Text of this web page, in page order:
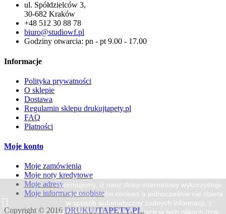
ul. Spółdzielców 3,
30-682 Kraków
+48 512 30 88 78
biuro@studiowf.pl
Godziny otwarcia: pn - pt 9.00 - 17.00
Informacje
Polityka prywatności
O sklepie
Dostawa
Regulamin sklepu drukujtapety.pl
FAQ
Płatności
Moje konto
Moje zamówienia
Moje noty kredytowe
Moje adresy
Moje informacje osobiste
Informujemy, iż nasz sklep internetowy wykorzystuje
technologię plików cookies a jednocześnie nie zbiera
w sposób automatyczny żadnych informacji, z
wyjątkiem informacji zawartych w tych plikach (tzw.
Copyright © 2016DRUKUJTAPETY.PL,